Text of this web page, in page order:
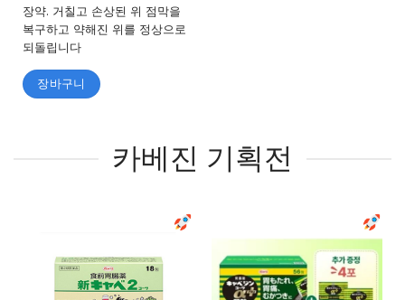
장약. 거칠고 손상된 위 점막을
복구하고 약해진 위를 정상으로
되돌립니다
장바구니
카베진 기획전